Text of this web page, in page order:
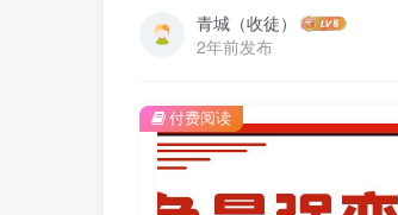
青城（收徒）
2年前发布
付费阅读